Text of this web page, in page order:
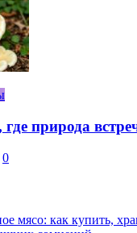
природа
0
мясо: как купить,